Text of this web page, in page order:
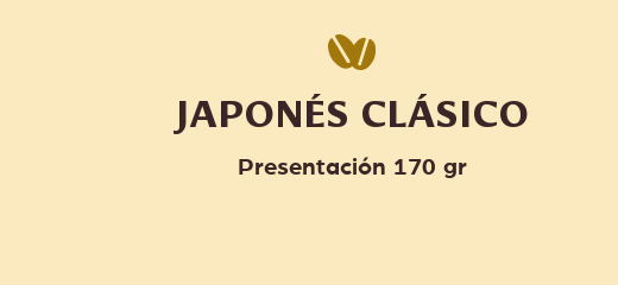
JAPONÉS CLÁSICO
170 gr